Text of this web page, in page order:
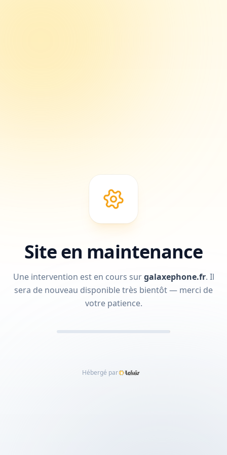
Site en maintenance
Une intervention est en cours surgalaxephone.fr. Il
sera de nouveau disponible très bientôt — merci de
votre patience.
Hébergé par